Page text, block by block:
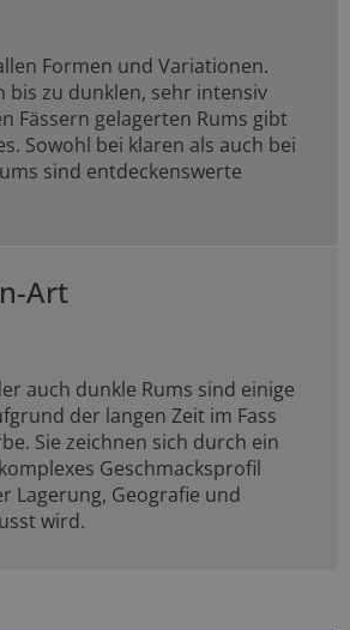
Formen und Variationen.
bis zu dunklen, sehr intensiv
Fässern gelagerten Rums gibt
Sowohl bei klaren als auch bei
sind entdeckenswerte
Art
auch dunkle Rums sind einige
der langen Zeit im Fass
Sie zeichnen sich durch ein
Geschmacksprofil
Lagerung, Geografie und
wird.